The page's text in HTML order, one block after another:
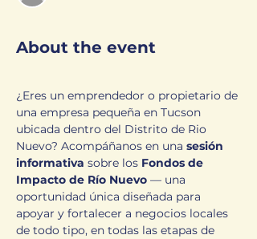
About the event
¿Eres un emprendedor o propietario de
una empresa pequeña en Tucson
ubicada dentro del Distrito de Rio
Nuevo? Acompáñanos en una sesión
informativa sobre los Fondos de
Impacto de Río Nuevo — una
oportunidad única diseñada para
apoyar y fortalecer a negocios locales
de todo tipo, en todas las etapas de